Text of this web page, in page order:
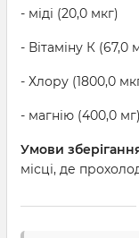
- міді (20,0 мкг)
- Вітаміну К (67,0
- Хлору (1800,0
- магнію (400,0
Умови
місці, де